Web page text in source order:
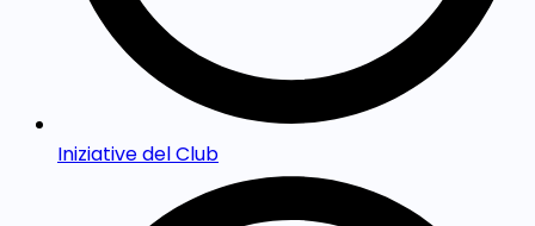
Iniziative del Club